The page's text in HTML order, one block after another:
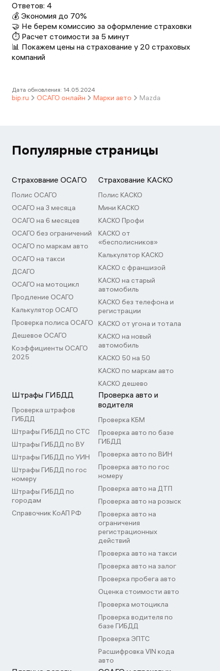
Ответов: 4
💰 Экономия до 70%
🤝 Не берем комиссию за оформление страховки
⏱️ Расчет стоимости за 5 минут
📊 Покажем цены на страхование у 20 страховых
компаний
Дата обновления: 14.05.2024
bip.ru ОСАГО онлайн Марки авто Mazda
Популярные страницы
Страхование ОСАГО
Полис ОСАГО
ОСАГО на 3 месяца
ОСАГО на 6 месяцев
ОСАГО без ограничений
ОСАГО по маркам авто
ОСАГО на такси
ДСАГО
ОСАГО на мотоцикл
Продление ОСАГО
Калькулятор ОСАГО
Проверка полиса ОСАГО
Дешевое ОСАГО
Коэффициенты ОСАГО
2025
Страхование КАСКО
Полис КАСКО
Мини КАСКО
КАСКО Профи
КАСКО от
«бесполисников»
Калькулятор КАСКО
КАСКО с франшизой
КАСКО на старый
автомобиль
КАСКО без телефона и
регистрации
КАСКО от угона и тотала
КАСКО на новый
автомобиль
КАСКО 50 на 50
КАСКО по маркам авто
КАСКО дешево
Штрафы ГИБДД
Проверка штрафов
ГИБДД
Штрафы ГИБДД по СТС
Штрафы ГИБДД по ВУ
Штрафы ГИБДД по УИН
Штрафы ГИБДД по гос
номеру
Штрафы ГИБДД по
городам
Справочник КоАП РФ
Проверка авто и
водителя
Проверка КБМ
Проверка авто по базе
ГИБДД
Проверка авто по ВИН
Проверка авто по гос
номеру
Проверка авто на ДТП
Проверка авто на розыск
Проверка авто на
ограничения
регистрационных
действий
Проверка авто на такси
Проверка авто на залог
Проверка пробега авто
Оценка стоимости авто
Проверка мотоцикла
Проверка водителя по
базе ГИБДД
Проверка ЭПТС
Расшифровка VIN кода
авто